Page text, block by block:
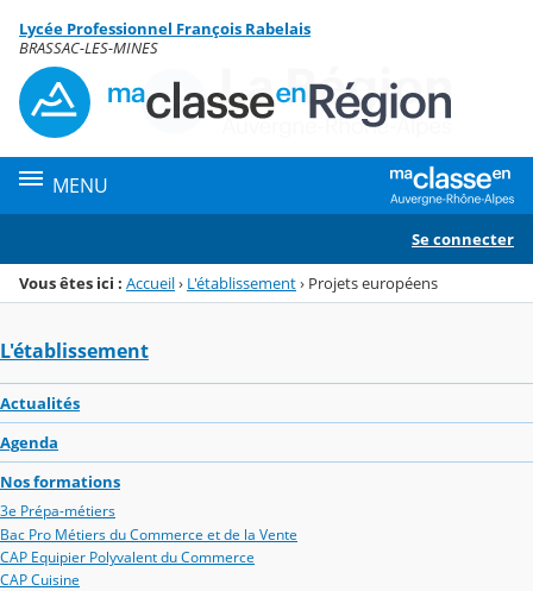
Menu de la rubrique
Contenu
Lycée Professionnel François Rabelais
BRASSAC-LES-MINES
MENU
Se connecter
Vous êtes ici : Accueil› L'établissement› Projets européens
L'établissement
Actualités
Agenda
Nos formations
3e Prépa-métiers
Bac Pro Métiers du Commerce et de la Vente
CAP Equipier Polyvalent du Commerce
CAP Cuisine